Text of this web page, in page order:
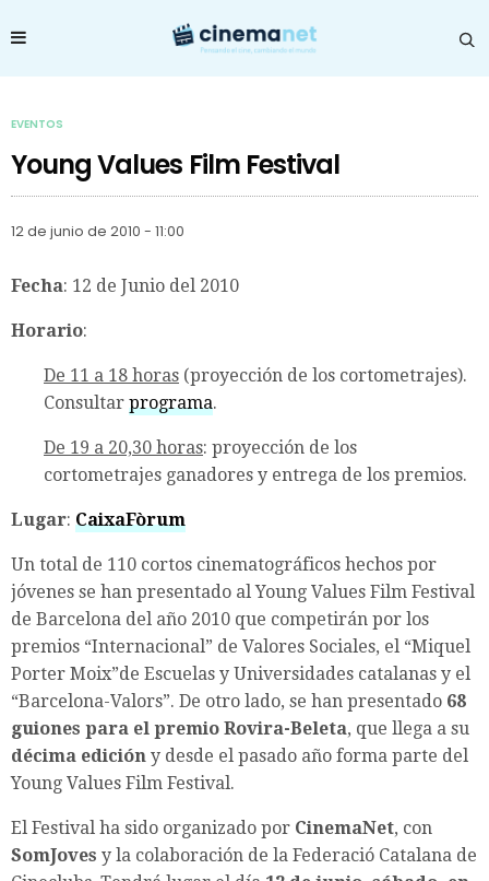
EVENTOS
Young Values Film Festival
12 de junio de 2010 - 11:00
Fecha: 12 de Junio del 2010
Horario:
De 11 a 18 horas (proyección de los cortometrajes).
Consultar programa.
De 19 a 20,30 horas: proyección de los
cortometrajes ganadores y entrega de los premios.
Lugar: CaixaFòrum
Un total de 110 cortos cinematográficos hechos por
jóvenes se han presentado al Young Values Film Festival
de Barcelona del año 2010 que competirán por los
premios “Internacional” de Valores Sociales, el “Miquel
Porter Moix”de Escuelas y Universidades catalanas y el
“Barcelona-Valors”. De otro lado, se han presentado 68
guiones para el premio Rovira-Beleta, que llega a su
décima edición y desde el pasado año forma parte del
Young Values Film Festival.
El Festival ha sido organizado por CinemaNet, con
SomJoves y la colaboración de la Federació Catalana de